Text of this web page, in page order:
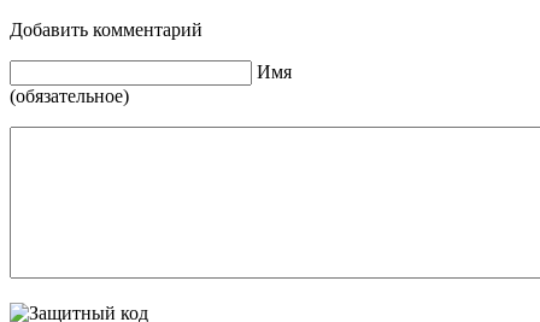
Добавить комментарий
Имя
(обязательное)